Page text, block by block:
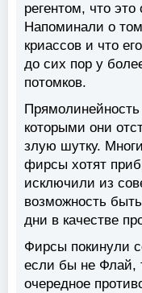
регентом, что
Напоминали о
криассов и что
до сих пор у
потомков.
которыми они
злую шутку.
фирсы хотят
исключили из
возможность
дни в качестве
Фирсы покинули
если бы не Флай,
очередное